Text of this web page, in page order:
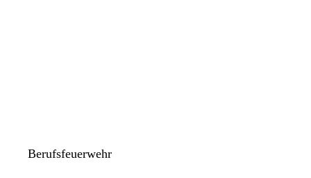
Berufsfeuerwehr